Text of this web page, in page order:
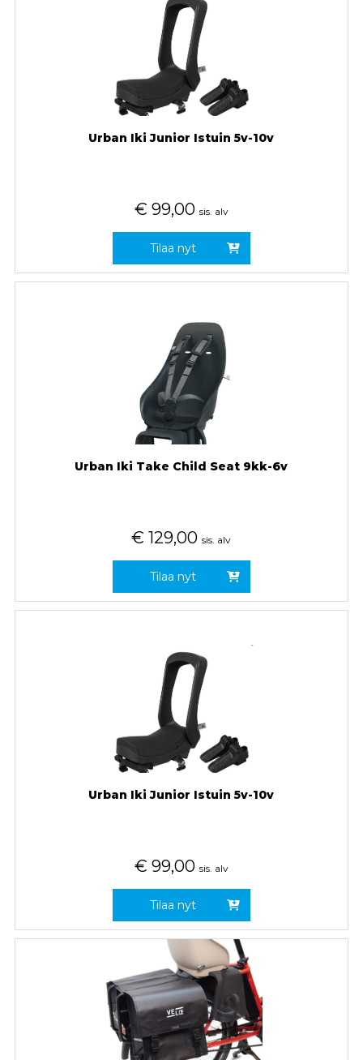
Urban Iki Junior Istuin 5v-10v
€ 99,00 sis. alv
Tilaa nyt
Urban Iki Take Child Seat 9kk-6v
€ 129,00 sis. alv
Tilaa nyt
Urban Iki Junior Istuin 5v-10v
€ 99,00 sis. alv
Tilaa nyt